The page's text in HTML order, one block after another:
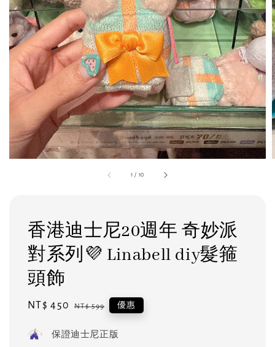
1 / 10
香港迪士尼20週年 奇妙派
對系列💜 Linabell diy髮箍
頭飾
Sale
NT$ 450 Regular
NT$ 599 優惠
保證迪士尼正版